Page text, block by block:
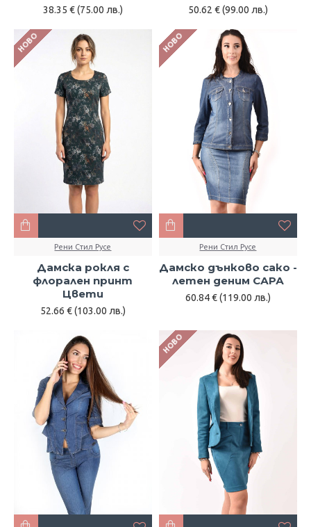
38.35 € (75.00 лв.) 50.62 € (99.00 лв.)
НОВО
Рени Стил Русе
Дамска рокля с
флорален принт
Цвети
52.66 € (103.00 лв.)
НОВО
Рени Стил Русе
Дамско дънково сако -
летен деним САРА
60.84 € (119.00 лв.)
НОВО